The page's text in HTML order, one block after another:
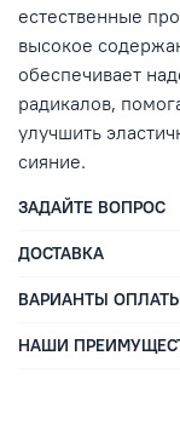
ЗАДАЙТЕ ВОПРОС
ДОСТАВКА
ВАРИАНТЫ
НАШИ
естественные
высокое
обеспечивает
радикалов,
улучшить
сияние.